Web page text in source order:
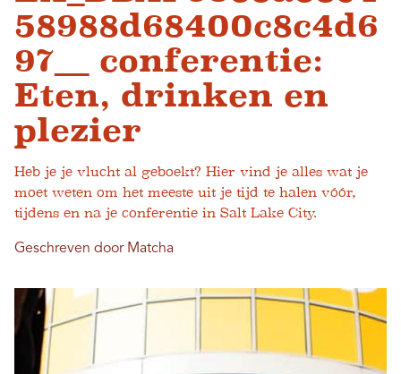
58988d68400c8c4d6
97__ conferentie:
Eten, drinken en
plezier
Heb je je vlucht al geboekt? Hier vind je alles wat je
moet weten om het meeste uit je tijd te halen vóór,
tijdens en na je conferentie in Salt Lake City.
Geschreven door Matcha